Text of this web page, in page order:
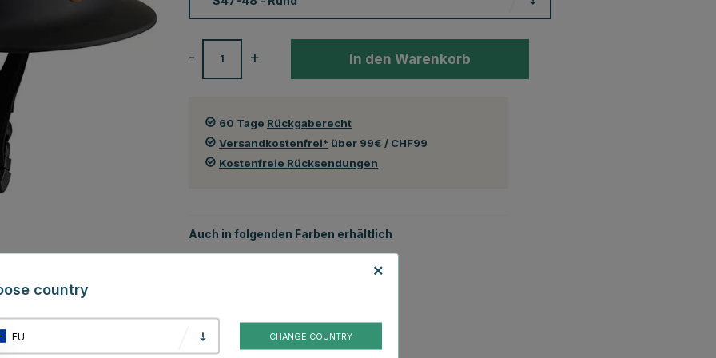
+
- In den Warenkorb
60 Tage Rückgaberecht
Versandkostenfrei* über 99€ / CHF99
Kostenfreie Rücksendungen
Auch in folgenden Farben erhältlich
country
EU CHANGE COUNTRY